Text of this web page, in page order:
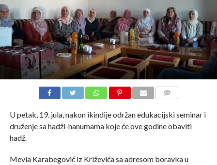
U petak, 19. jula, nakon ikindije održan edukacijski seminar i
druženje sa hadži-hanumama koje će ove godine obaviti
hadž.
Mevla Karabegović iz Križevića sa adresom boravka u